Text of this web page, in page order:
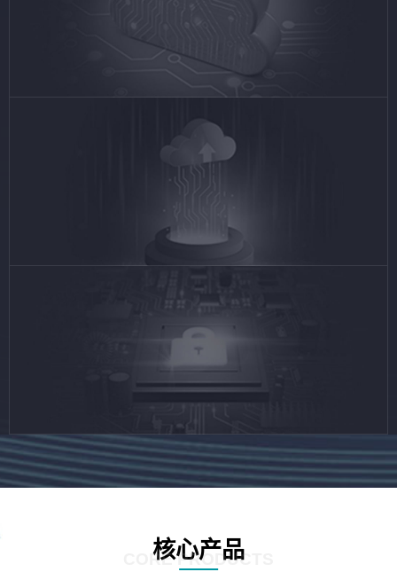
核心产品
CORE PRODUCTS